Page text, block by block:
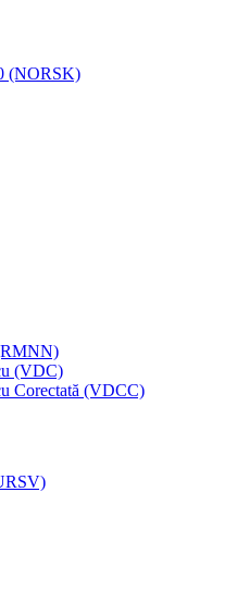
(NORSK)
(VDC)
Corectată (VDCC)